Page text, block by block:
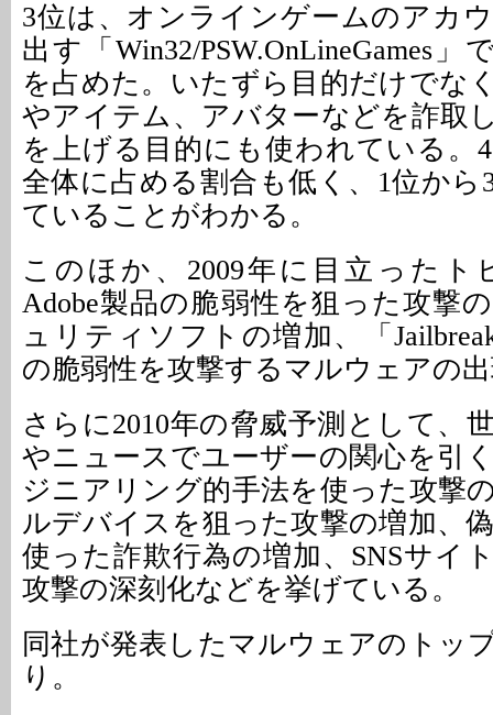
3位は、オンラインゲームのアカ
出す「Win32/PSW.OnLineGames」
を占めた。いたずら目的だけでな
やアイテム、アバターなどを詐取
を上げる目的にも使われている。
全体に占める割合も低く、1位から
ていることがわかる。
このほか、2009年に目立ったト
Adobe製品の脆弱性を狙った攻撃
ュリティソフトの増加、「
の脆弱性を攻撃するマルウェアの
さらに2010年の脅威予測として、
やニュースでユーザーの関心を引
ジニアリング的手法を使った攻撃
ルデバイスを狙った攻撃の増加、
使った詐欺行為の増加、SNSサイ
攻撃の深刻化などを挙げている。
同社が発表したマルウェアのトッ
り。